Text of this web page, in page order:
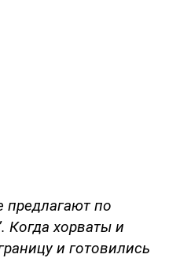
предлагают по
Когда хорваты и
и готовились